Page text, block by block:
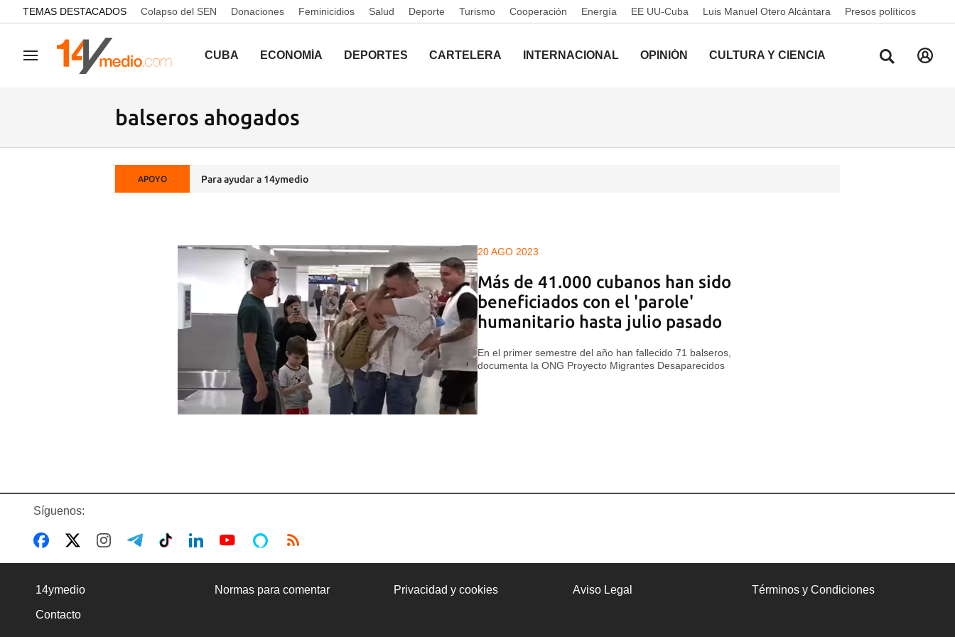
common.go-to-content
TEMAS DESTACADOS Colapso del SEN Donaciones Feminicidios Salud Deporte Turismo Cooperación Energía EE UU-Cuba Luis Manuel Otero Alcántara Presos políticos
Navegación CUBA ECONOMÍA DEPORTES CARTELERA INTERNACIONAL OPINIÓN CULTURA Y CIENCIA
balseros ahogados
APOYO Para ayudar a 14ymedio
20 AGO 2023
Más de 41.000 cubanos han sido
beneficiados con el 'parole'
humanitario hasta julio pasado
En el primer semestre del año han fallecido 71 balseros,
documenta la ONG Proyecto Migrantes Desaparecidos
Síguenos:
14ymedio Normas para comentar Privacidad y cookies Aviso Legal Términos y Condiciones
Contacto